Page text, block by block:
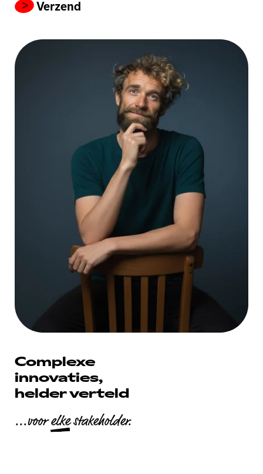
Complexe
innovaties,
helder verteld
...voorelkestakeholder.